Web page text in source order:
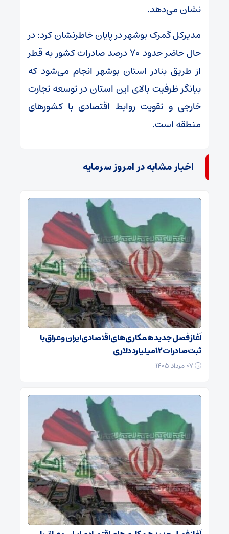
نشان می‌دهد.
مدیرکل گمرک بوشهر در پایان خاطرنشان کرد: در
حال حاضر حدود ۷۰ درصد صادرات کشور به قطر
از طریق بنادر استان بوشهر انجام می‌شود که
بیانگر ظرفیت بالای این استان در توسعه تجارت
خارجی و تقویت روابط اقتصادی با کشورهای
منطقه است.
اخبار مشابه در امروز سرمایه
آغاز فصل جدید همکاری‌های اقتصادی ایران و عراق با
ثبت صادرات ۱۲ میلیارد دلاری